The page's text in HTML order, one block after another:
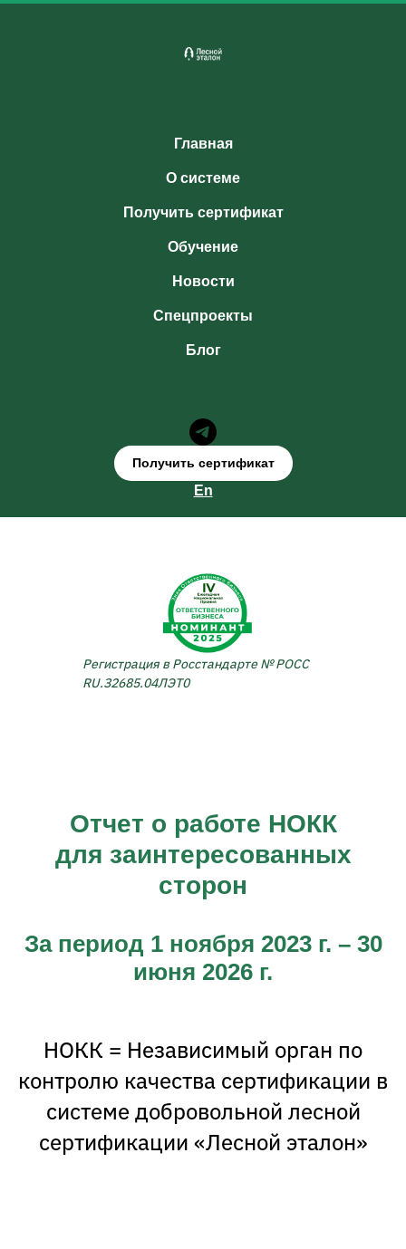
Главная
О системе
Получить сертификат
Обучение
Новости
Спецпроекты
Блог
Получить сертификат
En
Регистрация в Росстандарте № РОСС
RU.З2685.04ЛЭТ0
Отчет о работе НОКК
для заинтересованных
сторон
За период 1 ноября 2023 г. – 30
июня 2026 г.
НОКК = Независимый орган по
контролю качества сертификации в
системе добровольной лесной
сертификации «Лесной эталон»